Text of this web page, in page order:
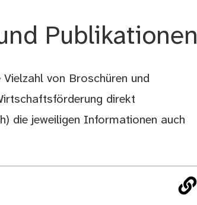
Publikationen
von Broschüren und
direkt
die jeweiligen Informationen auch